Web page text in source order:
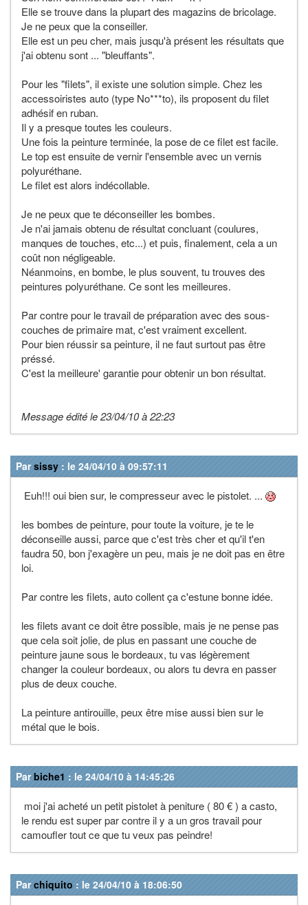
Elle se trouve dans la plupart des magazins de bricolage.
Je ne peux que la conseiller.
Elle est un peu cher, mais jusqu'à présent les résultats que
j'ai obtenu sont ... "bleuffants".
Pour les "filets", il existe une solution simple. Chez les
accessoiristes auto (type No***to), ils proposent du filet
adhésif en ruban.
Il y a presque toutes les couleurs.
Une fois la peinture terminée, la pose de ce filet est facile.
Le top est ensuite de vernir l'ensemble avec un vernis
polyuréthane.
Le filet est alors indécollable.
Je ne peux que te déconseiller les bombes.
Je n'ai jamais obtenu de résultat concluant (coulures,
manques de touches, etc...) et puis, finalement, cela a un
coût non négligeable.
Néanmoins, en bombe, le plus souvent, tu trouves des
peintures polyuréthane. Ce sont les meilleures.
Par contre pour le travail de préparation avec des sous-
couches de primaire mat, c'est vraiment excellent.
Pour bien réussir sa peinture, il ne faut surtout pas être
préssé.
C'est la meilleure' garantie pour obtenir un bon résultat.
Message édité le 23/04/10 à 22:23
Parsissy : le 24/04/10 à 09:57:11
Euh!!! oui bien sur, le compresseur avec le pistolet. ...
les bombes de peinture, pour toute la voiture, je te le
déconseille aussi, parce que c'est très cher et qu'il t'en
faudra 50, bon j'exagère un peu, mais je ne doit pas en être
loi.
Par contre les filets, auto collent ça c'estune bonne idée.
les filets avant ce doit être possible, mais je ne pense pas
que cela soit jolie, de plus en passant une couche de
peinture jaune sous le bordeaux, tu vas légèrement
changer la couleur bordeaux, ou alors tu devra en passer
plus de deux couche.
La peinture antirouille, peux être mise aussi bien sur le
métal que le bois.
Parbiche1 : le 24/04/10 à 14:45:26
moi j'ai acheté un petit pistolet à peniture ( 80 € ) a casto,
le rendu est super par contre il y a un gros travail pour
camoufler tout ce que tu veux pas peindre!
Parchiquito : le 24/04/10 à 18:06:50